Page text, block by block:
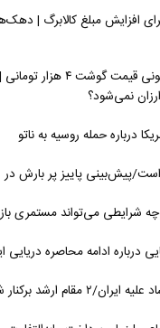
افزایش مبلغ کالابرگ |
نمی‌شود؟
درباره حمله روسیه به ناتو
است/پیش‌بینی پاییز پر بارش در
شرایطی می‌تواند مستمری
ادامه محاصره دریایی
ارشد برکنار شدند